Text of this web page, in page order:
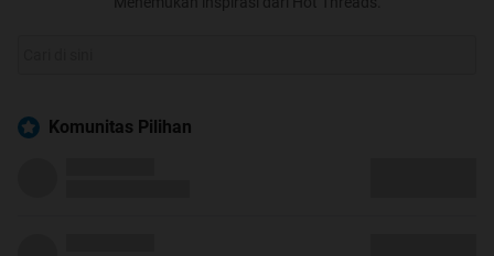
Komunitas Pilihan